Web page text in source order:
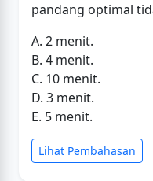
pandang optimal
A. 2 menit.
B. 4 menit.
C. 10 menit.
D. 3 menit.
E. 5 menit.
Lihat Pembahasan